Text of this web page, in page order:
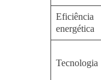
Eficiência
energética
Tecnologia